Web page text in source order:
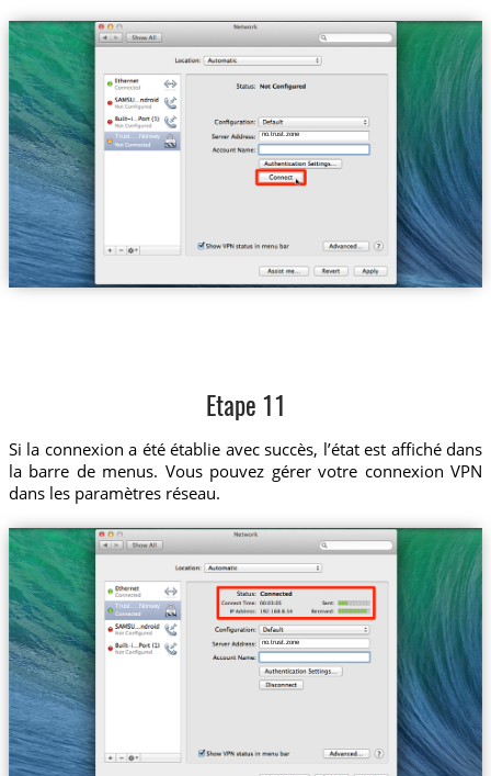
Trust....Norway no.trust.zone
Etape 11
Si la connexion a été établie avec succès, l’état est affiché dans
la barre de menus. Vous pouvez gérer votre connexion VPN
dans les paramètres réseau.
Trust....Norway
no.trust.zone